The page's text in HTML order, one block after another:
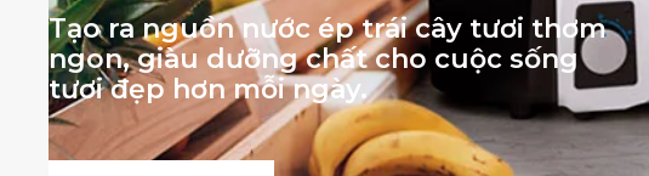
Tạo ra nguồn nước ép trái cây tươi thơm
ngon, giàu dưỡng chất cho cuộc sống
tươi đẹp hơn mỗi ngày.